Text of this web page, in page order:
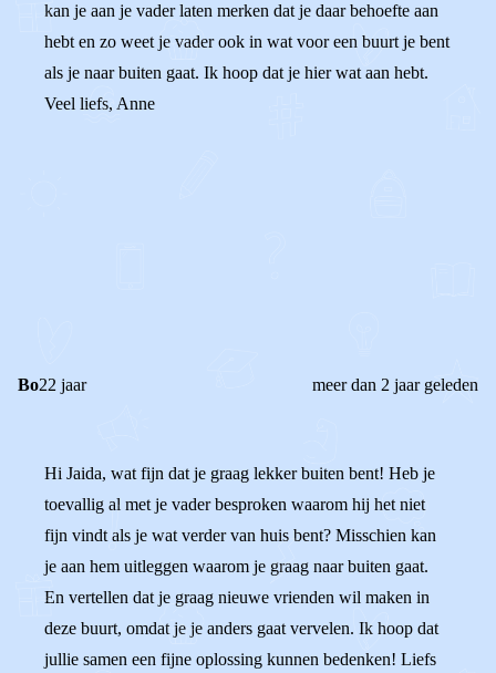
kan je aan je vader laten merken dat je daar behoefte aan
hebt en zo weet je vader ook in wat voor een buurt je bent
als je naar buiten gaat. Ik hoop dat je hier wat aan hebt.
Veel liefs, Anne
Bo22 jaar meer dan 2 jaar geleden
Hi Jaida, wat fijn dat je graag lekker buiten bent! Heb je
toevallig al met je vader besproken waarom hij het niet
fijn vindt als je wat verder van huis bent? Misschien kan
je aan hem uitleggen waarom je graag naar buiten gaat.
En vertellen dat je graag nieuwe vrienden wil maken in
deze buurt, omdat je je anders gaat vervelen. Ik hoop dat
jullie samen een fijne oplossing kunnen bedenken! Liefs